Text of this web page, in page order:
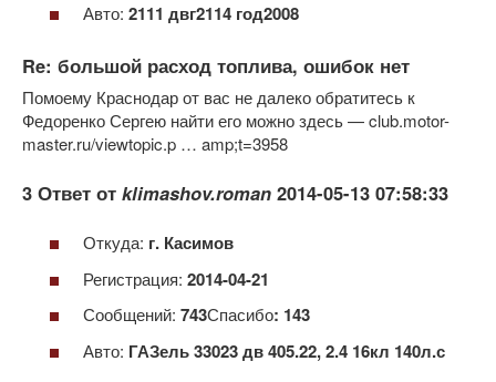
Авто: 2111 двг2114 год2008
Re: большой расход топлива, ошибок нет
Помоему Краснодар от вас не далеко обратитесь к
Федоренко Сергею найти его можно здесь — club.motor-
master.ru/viewtopic.p … amp;t=3958
3 Ответ от klimashov.roman 2014-05-13 07:58:33
Откуда: г. Касимов
Регистрация: 2014-04-21
Сообщений: 743Спасибо: 143
Авто: ГАЗель 33023 дв 405.22, 2.4 16кл 140л.с